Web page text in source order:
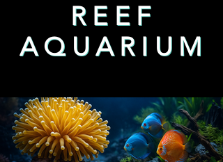
REEF
AQUARIUM
REEF
AQUARIUM